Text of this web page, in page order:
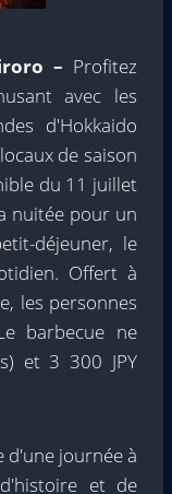
– Profitez
avec les
d'Hokkaido
de saison
du 11 juillet
nuitée pour un
déjeuner, le
Offert à
les personnes
barbecue ne
et 3 300 JPY
d'une journée à
et de